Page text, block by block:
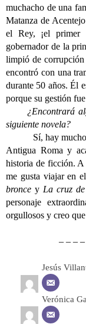
muchacho de una
Matanza de
el Rey, ¡el primer
gobernador de la
limpió de
encontró con una
durante 50 años. Él
porque su gestión
¿Encontrará
siguiente novela?
Sí, hay muchos.
Antigua Roma y
historia de ficción. A
me gusta viajar en
bronce y La cruz
personaje
orgullosos y creo
– – –
Jesús
Verónica